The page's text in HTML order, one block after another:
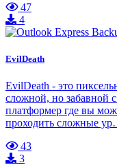
47
4
EvilDeath
EvilDeath - это
сложной, но забавной
платформер где вы
проходить сложные
43
3